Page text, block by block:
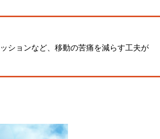
ションなど、移動の苦痛を減らす工夫が